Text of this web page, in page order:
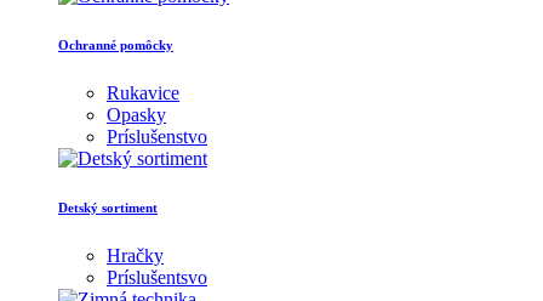
Ochranné pomôcky
Rukavice
Opasky
Príslušenstvo
Detský sortiment
Hračky
Príslušentsvo